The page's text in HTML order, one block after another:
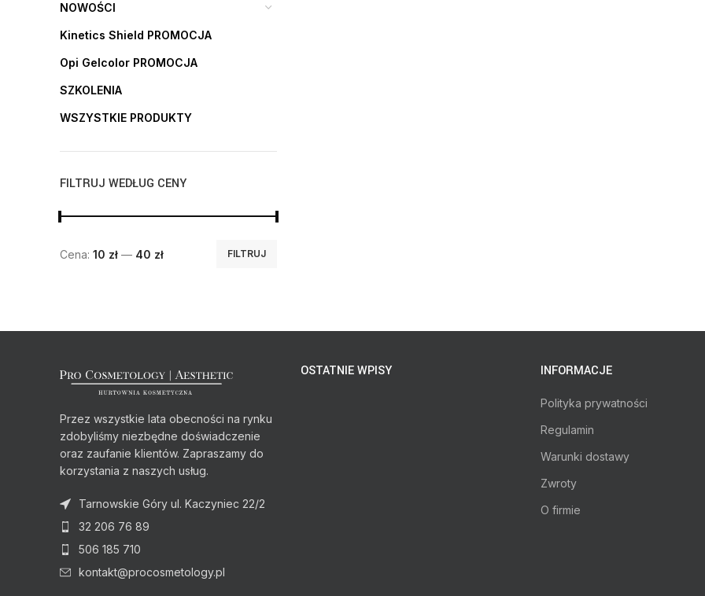
NOWOŚCI
Kinetics Shield PROMOCJA
Opi Gelcolor PROMOCJA
SZKOLENIA
WSZYSTKIE PRODUKTY
FILTRUJ WEDŁUG CENY
FILTRUJ
Cena: 10 zł — 40 zł
Przez wszystkie lata obecności na rynku
zdobyliśmy niezbędne doświadczenie
oraz zaufanie klientów. Zapraszamy do
korzystania z naszych usług.
Tarnowskie Góry ul. Kaczyniec 22/2
32 206 76 89
506 185 710
kontakt@procosmetology.pl
OSTATNIE WPISY INFORMACJE
Polityka prywatności
Regulamin
Warunki dostawy
Zwroty
O firmie